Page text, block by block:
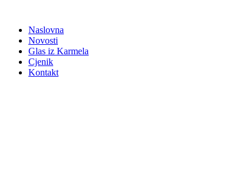
sadržajNaslovna
Novosti
Glas iz Karmela
Cjenik
Kontakt